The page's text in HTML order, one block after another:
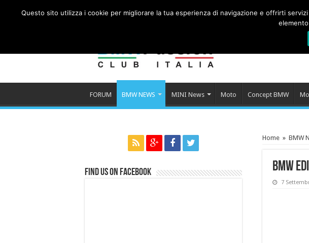
FORUM BMW NEWS MINI News Moto Concept BMW
Home » BMW
BMW
7
Find us on Facebook
Questo sito utilizza i cookie per migliorare la tua esperienza di navigazione e offrirti